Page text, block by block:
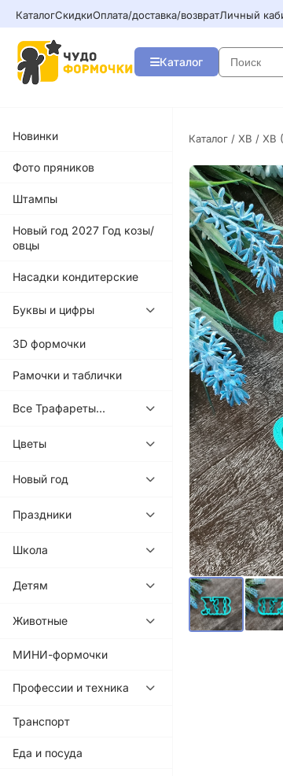
КаталогСкидкиОплата/доставка/возвратЛичный
Каталог
Новинки
Фото пряников
Штампы
Новый год 2027 Год козы/
овцы
Насадки кондитерские
Буквы и цифры
3D формочки
Рамочки и таблички
Все Трафареты...
Цветы
Новый год
Праздники
Школа
Детям
Животные
МИНИ-формочки
Профессии и техника
Транспорт
Еда и посуда
Каталог / ХВ / ХВ